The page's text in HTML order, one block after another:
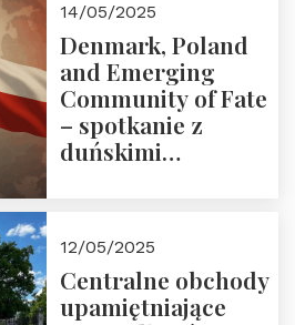
14/05/2025
Denmark, Poland
and Emerging
Community of Fate
– spotkanie z
duńskimi
12/05/2025
Centralne obchody
upamiętniające